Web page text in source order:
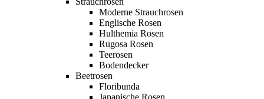
Moderne Strauchrosen
Englische Rosen
Hulthemia Rosen
Rugosa Rosen
Teerosen
Bodendecker
Beetrosen
Floribunda
Japanische Rosen